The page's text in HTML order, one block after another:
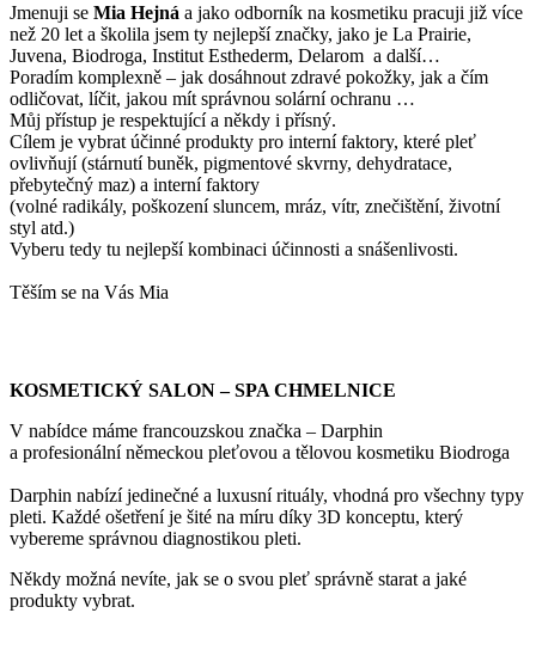
Jmenuji se Mia Hejná a jako odborník na kosmetiku pracuji již více
než 20 let a školila jsem ty nejlepší značky, jako je La Prairie,
Juvena, Biodroga, Institut Esthederm, Delarom a další…
Poradím komplexně – jak dosáhnout zdravé pokožky, jak a čím
odličovat, líčit, jakou mít správnou solární ochranu …
Můj přístup je respektující a někdy i přísný.
Cílem je vybrat účinné produkty pro interní faktory, které pleť
ovlivňují (stárnutí buněk, pigmentové skvrny, dehydratace,
přebytečný maz) a interní faktory
(volné radikály, poškození sluncem, mráz, vítr, znečištění, životní
styl atd.)
Vyberu tedy tu nejlepší kombinaci účinnosti a snášenlivosti.
Těším se na Vás Mia
KOSMETICKÝ SALON – SPA CHMELNICE
V nabídce máme francouzskou značka – Darphin
a profesionální německou pleťovou a tělovou kosmetiku Biodroga
Darphin nabízí jedinečné a luxusní rituály, vhodná pro všechny typy
pleti. Každé ošetření je šité na míru díky 3D konceptu, který
vybereme správnou diagnostikou pleti.
Někdy možná nevíte, jak se o svou pleť správně starat a jaké
produkty vybrat.